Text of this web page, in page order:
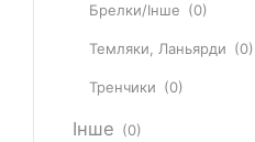
Брелки/Інше (0)
Темляки, Ланьярди (0)
Тренчики (0)
Інше (0)